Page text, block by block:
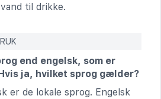
til drikke.
end engelsk, som er
ja, hvilket sprog gælder?
er de lokale sprog. Engelsk